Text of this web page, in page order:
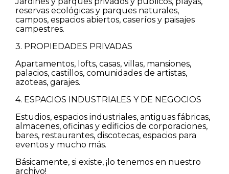
Naturaleza
Spots
reservas ecológicas y parques naturales,
campos, espacios abiertos, caseríos y paisajes
campestres.
3. PROPIEDADES PRIVADAS
Apartamentos, lofts, casas, villas, mansiones,
palacios, castillos, comunidades de artistas,
azoteas, garajes.
4. ESPACIOS INDUSTRIALES Y DE NEGOCIOS
Estudios, espacios industriales, antiguas fábricas,
almacenes, oficinas y edificios de corporaciones,
bares, restaurantes, discotecas, espacios para
eventos y mucho más.
Básicamente, si existe, ¡lo tenemos en nuestro
archivo!